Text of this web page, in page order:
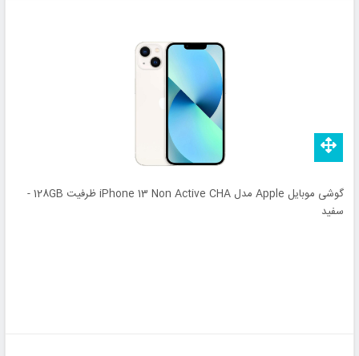
گوشی موبایل Apple مدل iPhone 13 Non Active CHA ظرفیت 128GB -
سفید